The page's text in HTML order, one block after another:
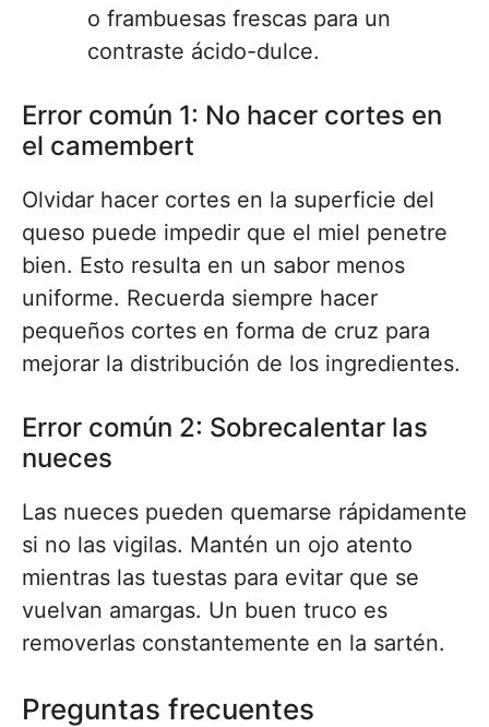
o frambuesas frescas para un
contraste ácido-dulce.
Error común 1: No hacer cortes en
el camembert
Olvidar hacer cortes en la superficie del
queso puede impedir que el miel penetre
bien. Esto resulta en un sabor menos
uniforme. Recuerda siempre hacer
pequeños cortes en forma de cruz para
mejorar la distribución de los ingredientes.
Error común 2: Sobrecalentar las
nueces
Las nueces pueden quemarse rápidamente
si no las vigilas. Mantén un ojo atento
mientras las tuestas para evitar que se
vuelvan amargas. Un buen truco es
removerlas constantemente en la sartén.
Preguntas frecuentes